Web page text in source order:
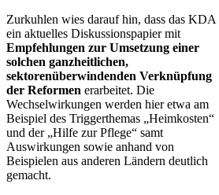
Zurkuhlen wies darauf hin, dass das KDA
ein aktuelles Diskussionspapier mit
Empfehlungen zur Umsetzung einer
solchen ganzheitlichen,
sektorenüberwindenden Verknüpfung
der Reformen erarbeitet. Die
Wechselwirkungen werden hier etwa am
Beispiel des Triggerthemas „Heimkosten“
und der „Hilfe zur Pflege“ samt
Auswirkungen sowie anhand von
Beispielen aus anderen Ländern deutlich
gemacht.